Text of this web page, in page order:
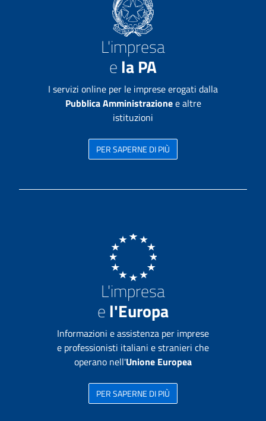
L'impresa
ela PA
I servizi online per le imprese erogati dalla
Pubblica Amministrazionee altre
istituzioni
PER SAPERNE DI PIÙ
L'impresa
el'Europa
Informazioni e assistenza per imprese
e professionisti italiani e stranieri che
operano nell'Unione Europea
PER SAPERNE DI PIÙ